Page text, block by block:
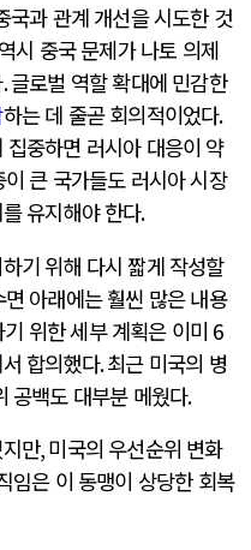
국과 관계 개선을 시도한 것
시 중국 문제가 나토 의제
.글로벌 역할 확대에 민감한
하는 데 줄곧 회의적이었다.
중하면 러시아 대응이 약
큰 국가들도 러시아 시장
유지해야 한다.
기 위해 다시 짧게 작성할
아래에는 훨씬 많은 내용
위한 세부 계획은 이미 6
합의했다.최근 미국의 병
공백도 대부분 메웠다.
만,미국의 우선순위 변화
임은 이 동맹이 상당한 회복